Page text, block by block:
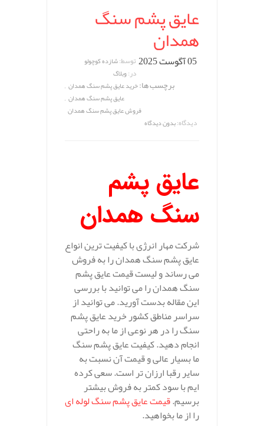
عایق پشم سنگ
همدان
05 آگوست 2025 توسط:شازده کوچولو
در:وبلاگ
برچسب ها:خرید عایق پشم سنگ همدان ,
عایق پشم سنگ همدان ,
فروش عایق پشم سنگ همدان
دیدگاه:بدون دیدگاه
عایق پشم
سنگ همدان
شرکت مهار انرژی با کیفیت ترین انواع
عایق پشم سنگ همدان را به فروش
می رساند و لیست قیمت عایق پشم
سنگ همدان را می توانید با بررسی
این مقاله بدست آورید. می توانید از
سراسر مناطق کشور خرید عایق پشم
سنگ را در هر نوعی از ما به راحتی
انجام دهید. کیفیت عایق پشم سنگ
ما بسیار عالی و قیمت آن نسبت به
سایر رقبا ارزان تر است. سعی کرده
ایم با سود کمتر به فروش بیشتر
برسیم.قیمت عایق پشم سنگ لوله ای
را از ما بخواهید.